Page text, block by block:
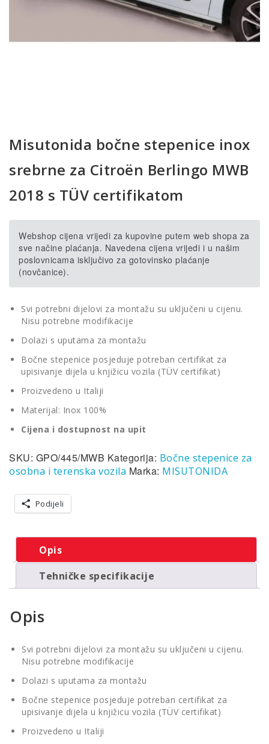
Misutonida bočne stepenice inox
srebrne za Citroën Berlingo MWB
2018 s TÜV certifikatom
Webshop cijena vrijedi za kupovine putem web shopa za
sve načine plaćanja. Navedena cijena vrijedi i u našim
poslovnicama isključivo za gotovinsko plaćanje
(novčanice).
Svi potrebni dijelovi za montažu su uključeni u cijenu.
Nisu potrebne modifikacije
Dolazi s uputama za montažu
Bočne stepenice posjeduje potreban certifikat za
upisivanje dijela u knjižicu vozila (TÜV certifikat)
Proizvedeno u Italiji
Materijal: Inox 100%
Cijena i dostupnost na upit
SKU: GPO/445/MWB Kategorija: Bočne stepenice za
osobna i terenska vozila Marka: MISUTONIDA
Podijeli
Opis
Tehničke specifikacije
Opis
Svi potrebni dijelovi za montažu su uključeni u cijenu.
Nisu potrebne modifikacije
Dolazi s uputama za montažu
Bočne stepenice posjeduje potreban certifikat za
upisivanje dijela u knjižicu vozila (TÜV certifikat)
Proizvedeno u Italiji